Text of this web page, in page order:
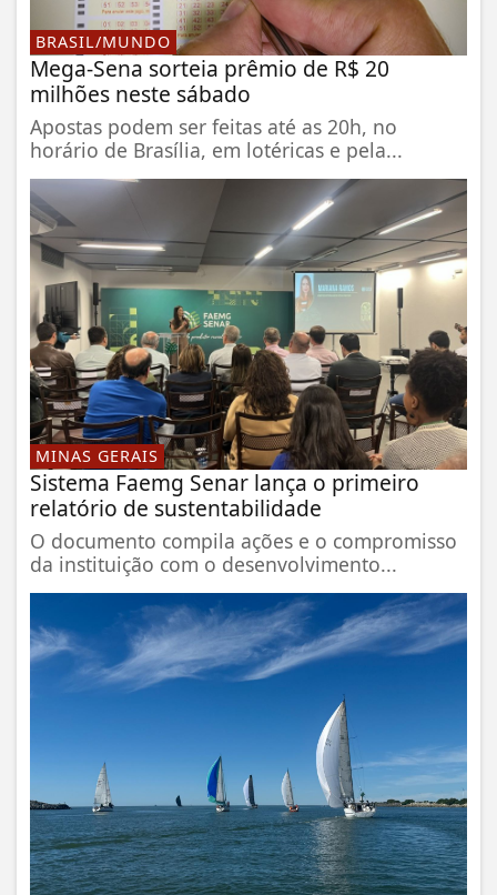
BRASIL/MUNDO
Mega-Sena sorteia prêmio de R$ 20
milhões neste sábado
Apostas podem ser feitas até as 20h, no
horário de Brasília, em lotéricas e pela...
MINAS GERAIS
Sistema Faemg Senar lança o primeiro
relatório de sustentabilidade
O documento compila ações e o compromisso
da instituição com o desenvolvimento...